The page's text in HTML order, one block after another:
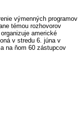
výmenných programov
témou rozhovorov
americké
v stredu 6. júna v
na ňom 60 zástupcov